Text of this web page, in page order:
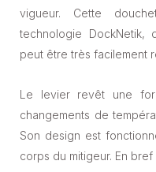
vigueur. Cette
technologie DockNetik,
peut être très facilement
Le levier revêt une
changements de
Son design est
corps du mitigeur. En